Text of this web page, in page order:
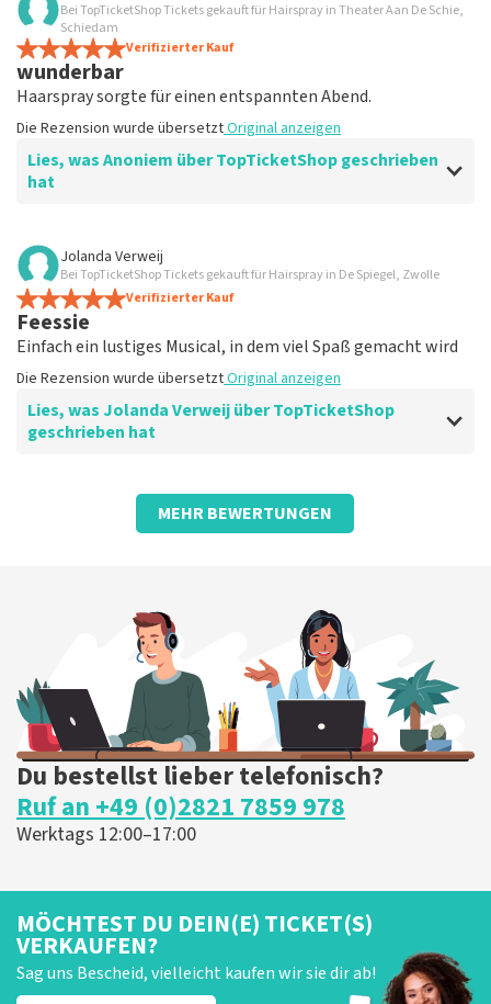
gut
gut
Die Rezension wurde übersetzt
Bei TopTicketShop Tickets gekauft für Hairspray in Theater Aan De Schie,
Schiedam
Verifizierter Kauf
wunderbar
Haarspray sorgte für einen entspannten Abend.
Die Rezension wurde übersetztOriginal anzeigen
Lies, was Anoniem über TopTicketShop geschrieben
hat
Bewertung von Anoniem über
Zufrieden
Die Rezension wurde übersetzt
Jolanda Verweij
Bei TopTicketShop Tickets gekauft für Hairspray in De Spiegel, Zwolle
Verifizierter Kauf
Feessie
Einfach ein lustiges Musical, in dem viel Spaß gemacht wird
Die Rezension wurde übersetztOriginal anzeigen
Lies, was Jolanda Verweij über TopTicketShop
geschrieben hat
Bewertung von Jolanda Verweij überTopTicketShop
MEHR BEWERTUNGEN
Du bestellst lieber telefonisch?
Ruf an +49 (0)2821 7859 978
Werktags 12:00–17:00
MÖCHTEST DU DEIN(E) TICKET(S)
VERKAUFEN?
Sag uns Bescheid, vielleicht kaufen wir sie dir ab!